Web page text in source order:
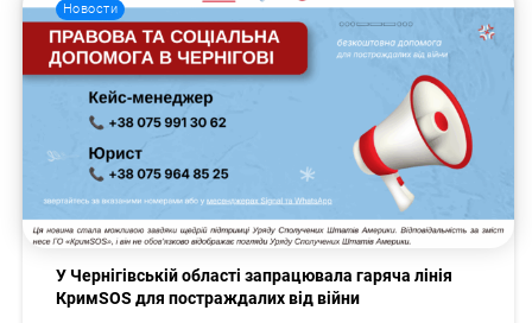
Новости
У Чернігівській області запрацювала гаряча лінія
КримSOS для постраждалих від війни